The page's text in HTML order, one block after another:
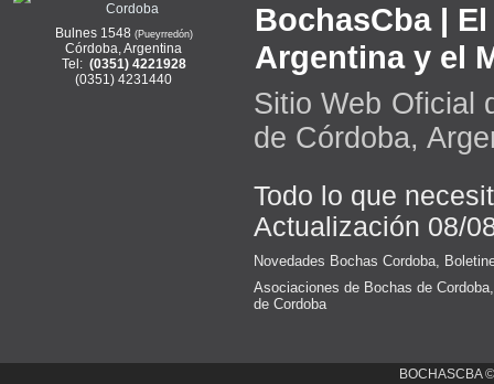
Bulnes 1548 (Pueyrredón)
Córdoba, Argentina
Tel: (0351) 4221928
(0351) 4231440
BochasCba |
Argentina y el
Sitio Web Oficial
de Córdoba,
Todo lo que
Actualización 08/
Novedades Bochas Cordoba
Asociaciones de Bochas de Cordoba
de Cordoba
BOCHASCBA